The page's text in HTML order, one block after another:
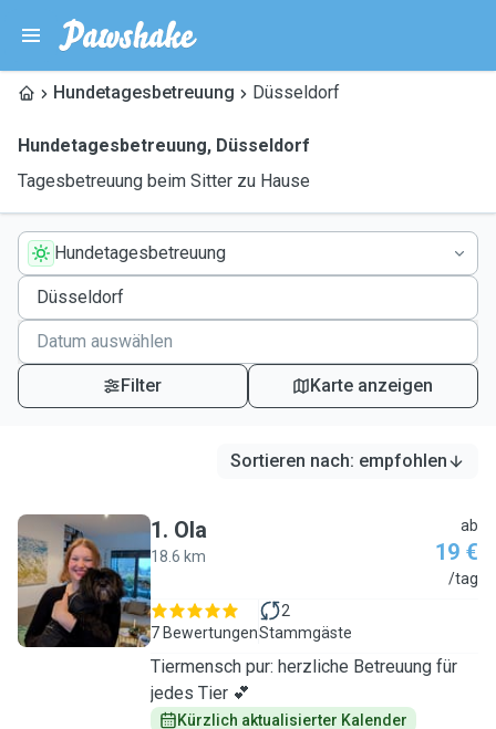
Hundetagesbetreuung Düsseldorf
Hundetagesbetreuung, Düsseldorf
Tagesbetreuung beim Sitter zu Hause
Hundetagesbetreuung
Filter Karte anzeigen
Sortieren nach: empfohlen
O
1. Ola
18.6 km
ab
19 €
/tag
7 Bewertungen
2
Stammgäste
Tiermensch pur: herzliche Betreuung für
jedes Tier 💕
Kürzlich aktualisierter Kalender